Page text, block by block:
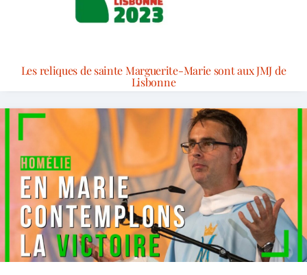
Les reliques de sainte Marguerite-Marie sont aux JMJ de
Lisbonne